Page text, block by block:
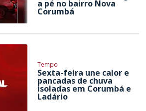
a pé no bairro Nova
Corumbá
Tempo
Sexta-feira une calor e
pancadas de chuva
isoladas em Corumbá e
Ladário